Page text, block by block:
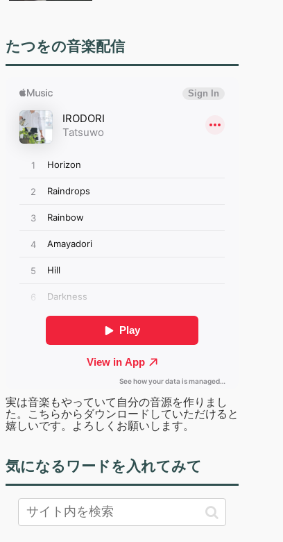
たつをの音楽配信
実は音楽もやっていて自分の音源を作りまし
た。こちらからダウンロードしていただけると
嬉しいです。よろしくお願いします。
気になるワードを入れてみて